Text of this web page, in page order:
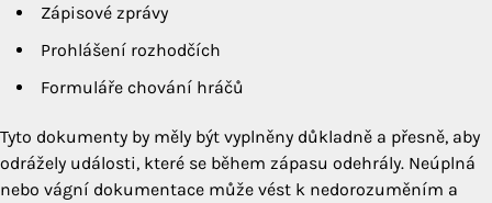
Zápisové zprávy
Prohlášení rozhodčích
Formuláře chování hráčů
Tyto dokumenty by měly být vyplněny důkladně a přesně, aby
odrážely události, které se během zápasu odehrály. Neúplná
nebo vágní dokumentace může vést k nedorozuměním a